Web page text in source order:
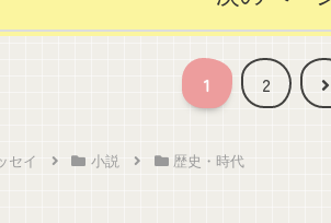
1 2
次
セイ 小説 歴史・時代